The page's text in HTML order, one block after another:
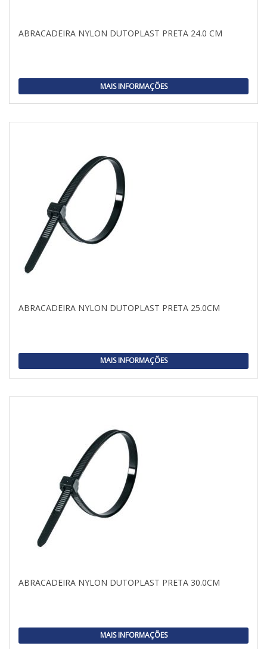
ABRACADEIRA NYLON DUTOPLAST PRETA 24.0 CM
MAIS INFORMAÇÕES
ABRACADEIRA NYLON DUTOPLAST PRETA 25.0CM
MAIS INFORMAÇÕES
ABRACADEIRA NYLON DUTOPLAST PRETA 30.0CM
MAIS INFORMAÇÕES